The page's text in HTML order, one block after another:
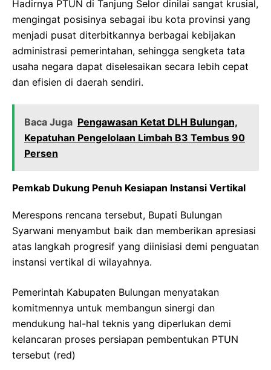
Hadirnya PTUN di Tanjung Selor dinilai sangat krusial,
mengingat posisinya sebagai ibu kota provinsi yang
menjadi pusat diterbitkannya berbagai kebijakan
administrasi pemerintahan, sehingga sengketa tata
usaha negara dapat diselesaikan secara lebih cepat
dan efisien di daerah sendiri.
Baca Juga Pengawasan Ketat DLH Bulungan,
Kepatuhan Pengelolaan Limbah B3 Tembus 90
Persen
Pemkab Dukung Penuh Kesiapan Instansi Vertikal
Merespons rencana tersebut, Bupati Bulungan
Syarwani menyambut baik dan memberikan apresiasi
atas langkah progresif yang diinisiasi demi penguatan
instansi vertikal di wilayahnya.
Pemerintah Kabupaten Bulungan menyatakan
komitmennya untuk membangun sinergi dan
mendukung hal-hal teknis yang diperlukan demi
kelancaran proses persiapan pembentukan PTUN
tersebut (red)